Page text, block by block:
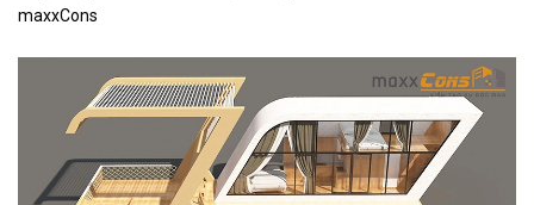
maxxCons